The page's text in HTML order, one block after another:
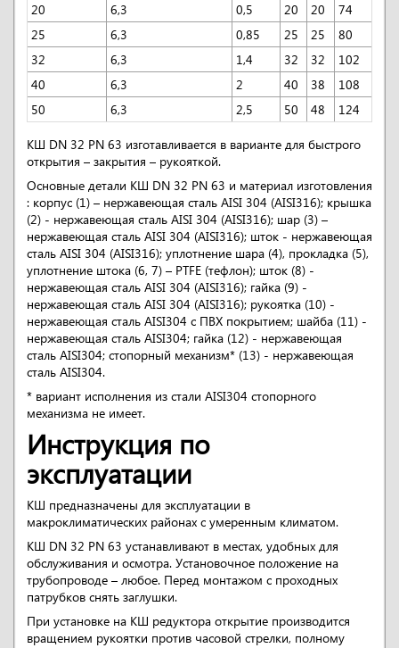
20
6,3 0,5 20 20
74
25
6,3 0,85 25 25
80
32
6,3 1,4 32 32
102
40
6,3 2 40 38
108
50
6,3 2,5 50 48 124
КШ DN 32 PN 63 изготавливается в варианте для быстрого
открытия – закрытия – рукояткой.
Основные детали КШ DN 32 PN 63 и материал изготовления
: корпус (1) – нержавеющая сталь AISI 304 (AISI316); крышка
(2) - нержавеющая сталь AISI 304 (AISI316); шар (3) –
нержавеющая сталь AISI 304 (AISI316); шток - нержавеющая
сталь AISI 304 (AISI316); уплотнение шара (4), прокладка (5),
уплотнение штока (6, 7) – PTFE (тефлон); шток (8) -
нержавеющая сталь AISI 304 (AISI316); гайка (9) -
нержавеющая сталь AISI 304 (AISI316); рукоятка (10) -
нержавеющая сталь AISI304 с ПВХ покрытием; шайба (11) -
нержавеющая сталь AISI304; гайка (12) - нержавеющая
сталь AISI304; стопорный механизм* (13) - нержавеющая
сталь AISI304.
* вариант исполнения из стали AISI304 стопорного
механизма не имеет.
Инструкция по
эксплуатации
КШ предназначены для эксплуатации в
макроклиматических районах с умеренным климатом.
КШ DN 32 PN 63 устанавливают в местах, удобных для
обслуживания и осмотра. Установочное положение на
трубопроводе – любое. Перед монтажом с проходных
патрубков снять заглушки.
При установке на КШ редуктора открытие производится
вращением рукоятки против часовой стрелки, полному